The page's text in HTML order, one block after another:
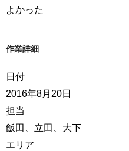
よかった
作業詳細
日付
2016年8月20日
担当
飯田、立田、大下
エリア